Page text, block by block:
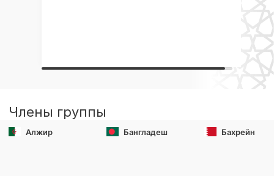
Члены группы
Алжир Бангладеш Бахрейн